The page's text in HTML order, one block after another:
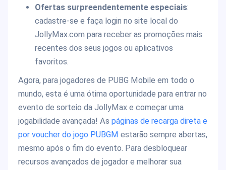
Ofertas surpreendentemente especiais:
cadastre-se e faça login no site local do
JollyMax.com para receber as promoções mais
recentes dos seus jogos ou aplicativos
favoritos.
Agora, para jogadores de PUBG Mobile em todo o
mundo, esta é uma ótima oportunidade para entrar no
evento de sorteio da JollyMax e começar uma
jogabilidade avançada! As páginas de recarga direta e
por voucher do jogo PUBGM estarão sempre abertas,
mesmo após o fim do evento. Para desbloquear
recursos avançados de jogador e melhorar sua